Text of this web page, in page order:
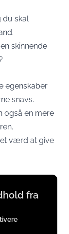
du skal
skinnende
egenskaber
snavs.
også en mere
værd at give
fra